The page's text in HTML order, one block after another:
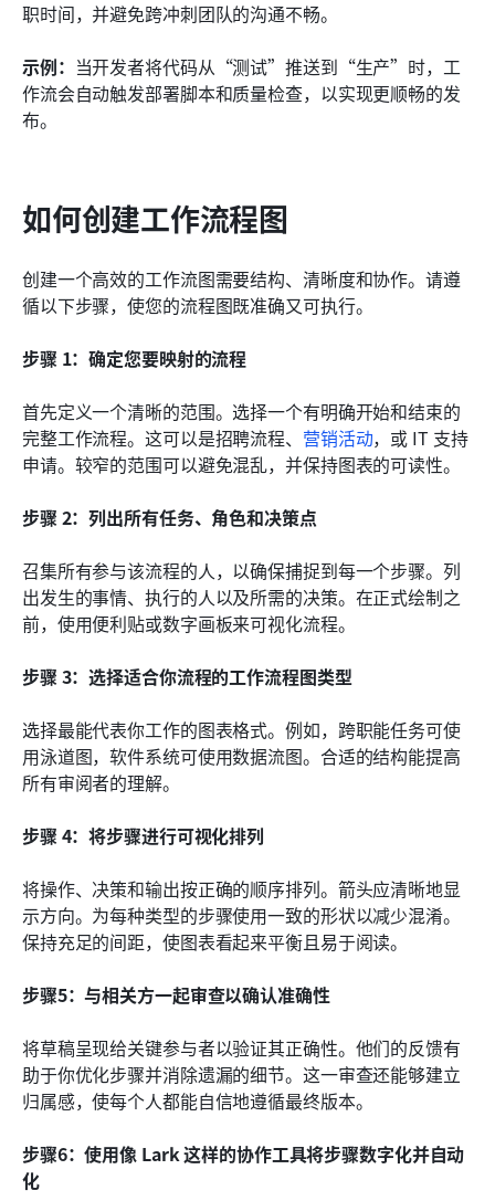
职时间，并避免跨冲刺团队的沟通不畅。
示例： 当开发者将代码从“测试”推送到“生产”时，工
作流会自动触发部署脚本和质量检查，以实现更顺畅的发
布。
如何创建工作流程图
创建一个高效的工作流图需要结构、清晰度和协作。请遵
循以下步骤，使您的流程图既准确又可执行。
步骤 1：确定您要映射的流程
首先定义一个清晰的范围。选择一个有明确开始和结束的
完整工作流程。这可以是招聘流程、 营销活动，或 IT 支持
申请。较窄的范围可以避免混乱，并保持图表的可读性。
步骤 2：列出所有任务、角色和决策点
召集所有参与该流程的人，以确保捕捉到每一个步骤。列
出发生的事情、执行的人以及所需的决策。在正式绘制之
前，使用便利贴或数字画板来可视化流程。
步骤 3：选择适合你流程的工作流程图类型
选择最能代表你工作的图表格式。例如，跨职能任务可使
用泳道图，软件系统可使用数据流图。合适的结构能提高
所有审阅者的理解。
步骤 4：将步骤进行可视化排列
将操作、决策和输出按正确的顺序排列。箭头应清晰地显
示方向。为每种类型的步骤使用一致的形状以减少混淆。
保持充足的间距，使图表看起来平衡且易于阅读。
步骤5：与相关方一起审查以确认准确性
将草稿呈现给关键参与者以验证其正确性。他们的反馈有
助于你优化步骤并消除遗漏的细节。这一审查还能够建立
归属感，使每个人都能自信地遵循最终版本。
步骤6：使用像 Lark 这样的协作工具将步骤数字化并自动
化